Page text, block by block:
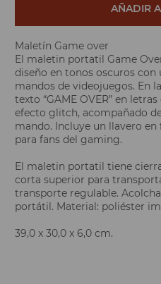
AÑADIR
Maletín Game over
El maletin portatil Game
diseño en tonos oscuros con
mandos de videojuegos. En
texto “GAME OVER” en
efecto glitch, acompañado
mando. Incluye un llavero
para fans del gaming.
El maletin portatil tiene
corta superior para
transporte regulable.
portátil. Material: poliéster
39,0 x 30,0 x 6,0 cm.